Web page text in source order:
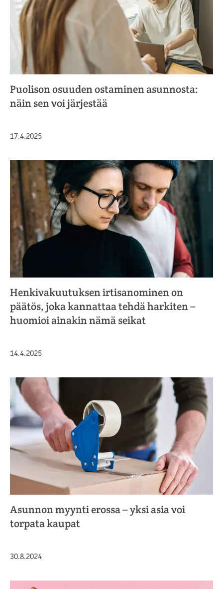
Puolison osuuden ostaminen asunnosta:
näin sen voi järjestää
Julkaistu
17.4.2025
Henkivakuutuksen irtisanominen on
päätös, joka kannattaa tehdä harkiten –
huomioi ainakin nämä seikat
Julkaistu
14.4.2025
Asunnon myynti erossa – yksi asia voi
torpata kaupat
Julkaistu
30.8.2024